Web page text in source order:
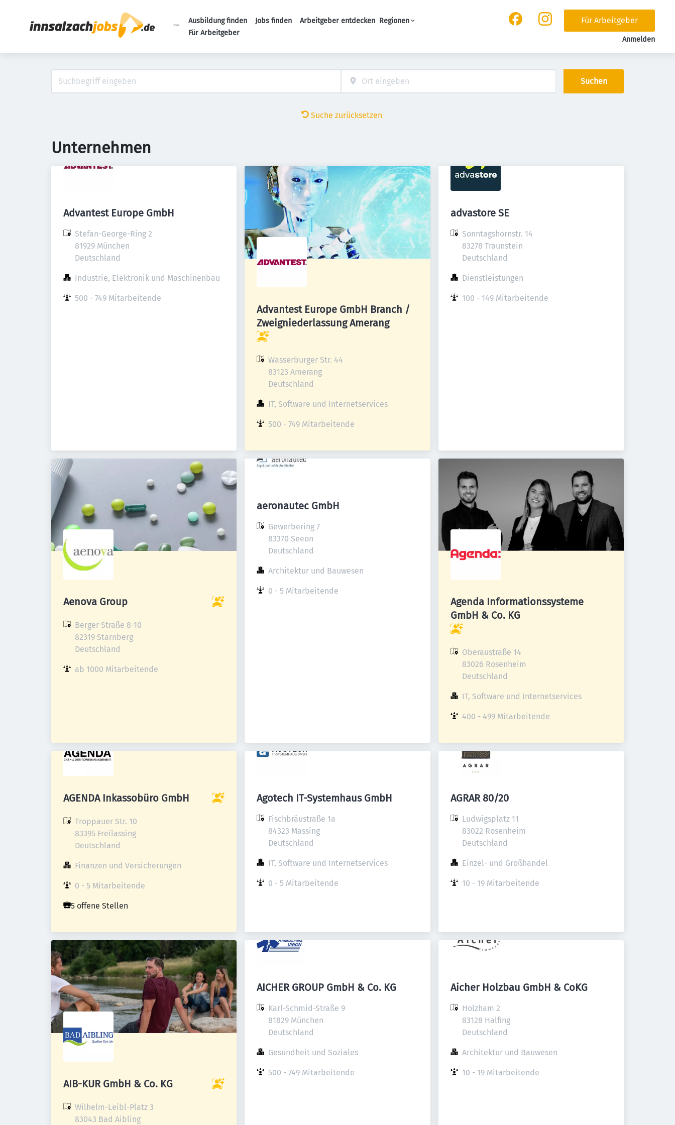
Ausbildung finden Jobs finden Arbeitgeber entdecken Regionen
Für Arbeitgeber
Für Arbeitgeber
Anmelden
Suchen
Suche zurücksetzen
Unternehmen
Advantest Europe GmbH
Stefan-George-Ring 2
81929 München
Deutschland
Industrie, Elektronik und Maschinenbau
500 - 749 Mitarbeitende
Advantest Europe GmbH Branch /
Zweigniederlassung Amerang
Wasserburger Str. 44
83123 Amerang
Deutschland
IT, Software und Internetservices
500 - 749 Mitarbeitende
advastore SE
Sonntagshornstr. 14
83278 Traunstein
Deutschland
Dienstleistungen
100 - 149 Mitarbeitende
Aenova Group
Berger Straße 8-10
82319 Starnberg
Deutschland
ab 1000 Mitarbeitende
aeronautec GmbH
Gewerbering 7
83370 Seeon
Deutschland
Architektur und Bauwesen
0 - 5 Mitarbeitende
Agenda Informationssysteme
GmbH & Co. KG
Oberaustraße 14
83026 Rosenheim
Deutschland
IT, Software und Internetservices
400 - 499 Mitarbeitende
AGENDA Inkassobüro GmbH
Troppauer Str. 10
83395 Freilassing
Deutschland
Finanzen und Versicherungen
0 - 5 Mitarbeitende
5 offene Stellen
Agotech IT-Systemhaus GmbH
Fischbräustraße 1a
84323 Massing
Deutschland
IT, Software und Internetservices
0 - 5 Mitarbeitende
AGRAR 80/20
Ludwigsplatz 11
83022 Rosenheim
Deutschland
Einzel- und Großhandel
10 - 19 Mitarbeitende
AIB-KUR GmbH & Co. KG
Wilhelm-Leibl-Platz 3
83043 Bad Aibling
AICHER GROUP GmbH & Co. KG
Karl-Schmid-Straße 9
81829 München
Deutschland
Gesundheit und Soziales
500 - 749 Mitarbeitende
Aicher Holzbau GmbH & CoKG
Holzham 2
83128 Halfing
Deutschland
Architektur und Bauwesen
10 - 19 Mitarbeitende